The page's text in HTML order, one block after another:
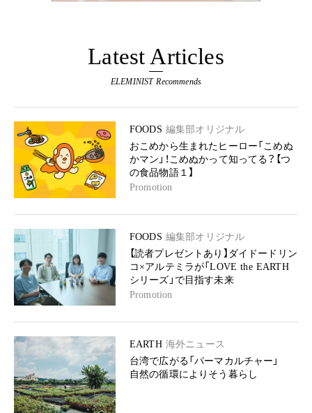
Latest Articles
ELEMINIST Recommends
FOODS 編集部オリジナル
おこめから生まれたヒーロー「こめぬ
かマン」！こめぬかって知ってる？【つ
の食品物語１】
Promotion
FOODS 編集部オリジナル
【読者プレゼントあり】ダイドードリン
コ×アルテミラが「LOVE the EARTH
シリーズ」で目指す未来
Promotion
EARTH 海外ニュース
台湾で広がる「パーマカルチャー」
自然の循環によりそう暮らし